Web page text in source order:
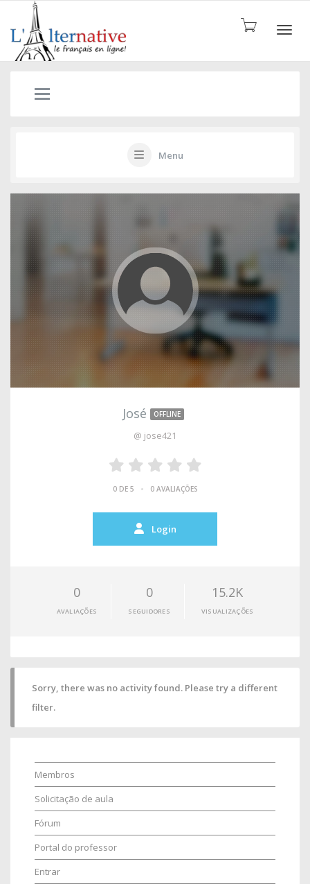
Menu
José OFFLINE
@ jose421
0 DE 5 • 0 AVALIAÇÕES
Login
0
AVALIAÇÕES
0
SEGUIDORES
15.2K
VISUALIZAÇÕES
Sorry, there was no activity found. Please try a different
filter.
Membros
Solicitação de aula
Fórum
Portal do professor
Entrar